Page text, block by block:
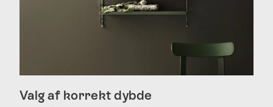
Valg af korrekt dybde